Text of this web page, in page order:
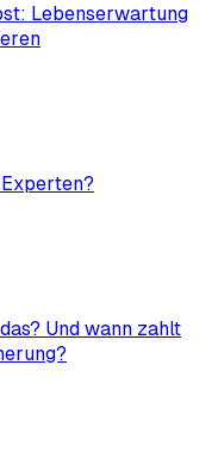
Lebenserwartung
Und wann zahlt